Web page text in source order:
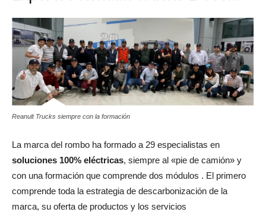
Reanult Trucks siempre con la formación
La marca del rombo ha formado a 29 especialistas en
soluciones 100% eléctricas, siempre al «pie de camión» y
con una formación que comprende dos módulos . El primero
comprende toda la estrategia de descarbonización de la
marca, su oferta de productos y los servicios